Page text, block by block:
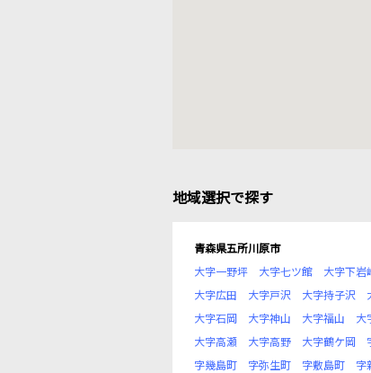
地域選択で探す
青森県五所川原市
大字一野坪
大字七ツ館 大字下岩
大字広田
大字戸沢 大字持子沢
大字石岡
大字神山 大字福山 大
大字高瀬
大字高野 大字鶴ケ岡
字幾島町
字弥生町 字敷島町 字